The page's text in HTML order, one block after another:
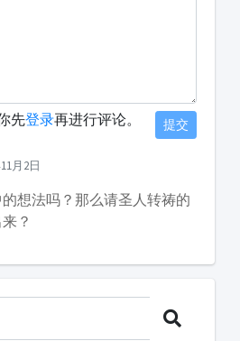
先登录再进行评论。 提交
月2日
想法吗？那么请圣人转祷的
？